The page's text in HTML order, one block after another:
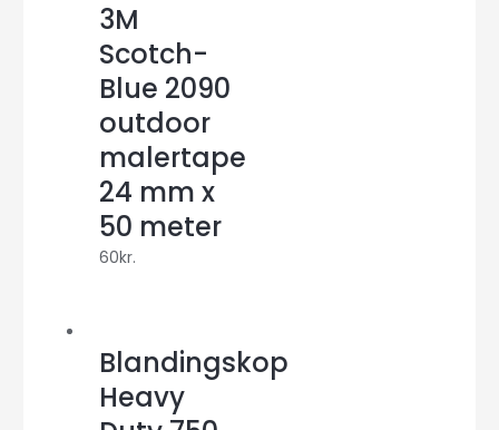
3M
Scotch-
Blue 2090
outdoor
malertape
24 mm x
50 meter
60kr.
Blandingskop
Heavy